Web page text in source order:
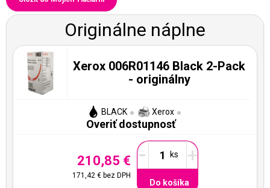
Originálne náplne
Xerox 006R01146 Black 2-Pack
- originálny
BLACK Xerox
Overiť dostupnosť
210,85 €
171,42 €bez DPH
- +
Do košíka